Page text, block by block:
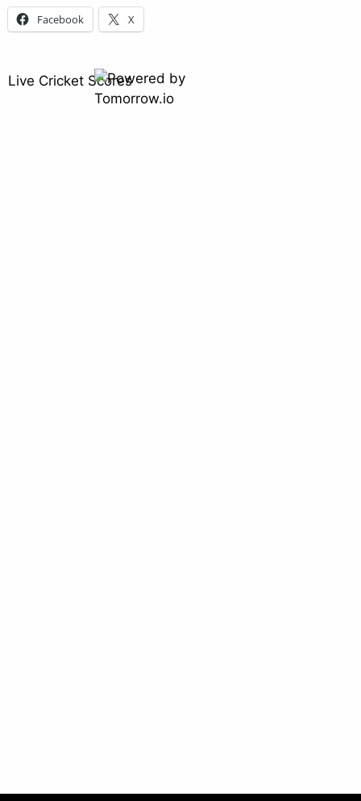
Facebook X
Live Cricket Scores